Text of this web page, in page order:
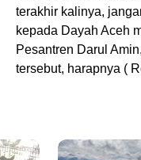
terakhir kalinya,
kepada Dayah Aceh
Pesantren Darul
tersebut, harapnya (